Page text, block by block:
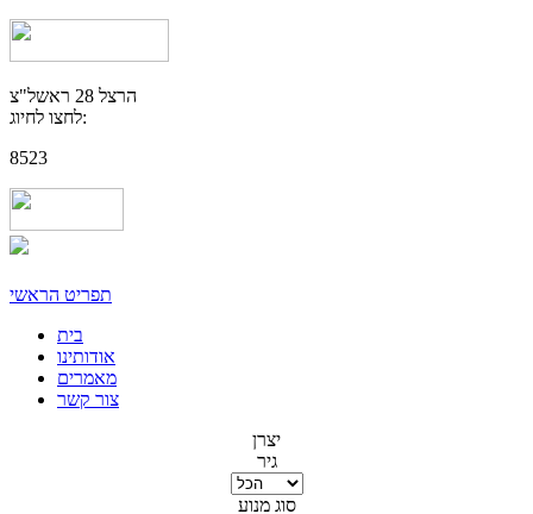
הרצל 28 ראשל"צ
לחצו לחיוג:
8523
תפריט הראשי
בית
אודותינו
מאמרים
צור קשר
יצרן
גיר
סוג מנוע